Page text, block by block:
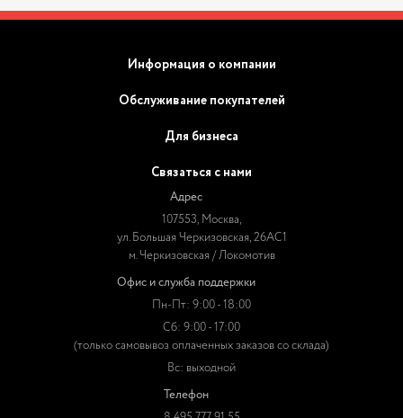
Информация о компании
Обслуживание покупателей
Для бизнеса
Связаться с нами
Адрес
107553, Москва,
ул. Большая Черкизовская, 26АС1
м. Черкизовская / Локомотив
Офис и служба поддержки
Пн-Пт: 9:00 - 18:00
Сб: 9:00 - 17:00
(только самовывоз оплаченных заказов со склада)
Вс: выходной
Телефон